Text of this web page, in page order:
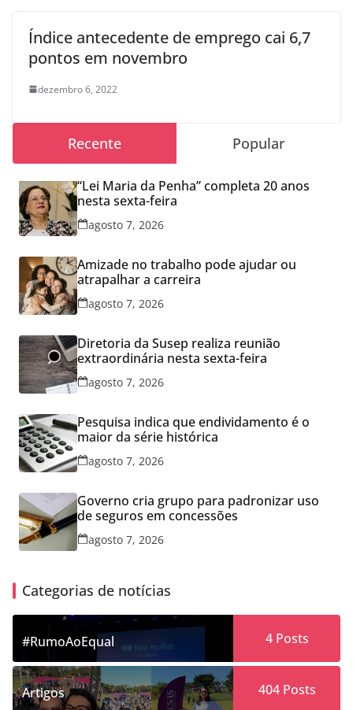
Índice antecedente de emprego cai 6,7
pontos em novembro
dezembro 6, 2022
Recente Popular
“Lei Maria da Penha” completa 20 anos
nesta sexta-feira
agosto 7, 2026
Amizade no trabalho pode ajudar ou
atrapalhar a carreira
agosto 7, 2026
Diretoria da Susep realiza reunião
extraordinária nesta sexta-feira
agosto 7, 2026
Pesquisa indica que endividamento é o
maior da série histórica
agosto 7, 2026
Governo cria grupo para padronizar uso
de seguros em concessões
agosto 7, 2026
Categorias de notícias
#RumoAoEqual 4Posts
Artigos 404Posts